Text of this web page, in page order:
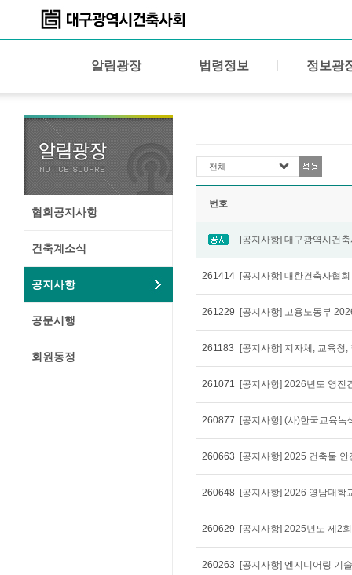
알림광장 법령정보 정보광
협회공지사항
건축계소식
공지사항
공문시행
회원동정
전체
번호
[공지사항] 대구광역시건
261414
261229 [공지사항] 고용노동부
261183
261071 [공지사항] 2026년도 영진
260877
260663 [공지사항] 2025 건축물
260648 [공지사항] 2026 영남대학
260629 [공지사항] 2025년도 제2
260263 [공지사항] 엔지니어링 기